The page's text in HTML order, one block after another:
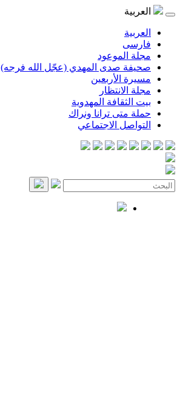
العربية
العربية
فارسی
مجلة الموعود
صحيفة صدى المهدي (عجّل الله فرجه)
مسيرة الأربعين
مجلة الانتظار
بيت الثقافة المهدوية
حملة متى ترانا ونراك
التواصل الاجتماعي